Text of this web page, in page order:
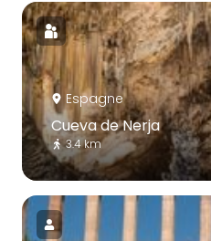
Espagne
Cueva de Nerja
3.4 km